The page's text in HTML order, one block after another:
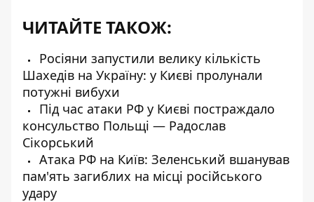
ЧИТАЙТЕ ТАКОЖ:
Росіяни запустили велику кількість
Шахедів на Україну: у Києві пролунали
потужні вибухи
Під час атаки РФ у Києві постраждало
консульство Польщі — Радослав
Сікорський
Атака РФ на Київ: Зеленський вшанував
пам'ять загиблих на місці російського
удару